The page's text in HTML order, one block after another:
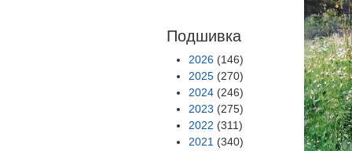
Подшивка
2026 (146)
2025 (270)
2024 (246)
2023 (275)
2022 (311)
2021 (340)